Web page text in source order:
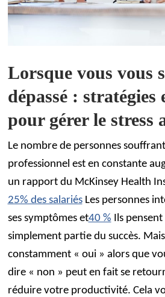
Lorsque vous vous
dépassé : stratégies
pour gérer le stress
Le nombre de personnes
professionnel est en constante
un rapport du McKinsey Health
25% des salariésLes personnes
ses symptômes et40 % Ils
simplement partie du succès.
constamment « oui » alors que
dire « non » peut en fait se
réduire votre productivité. Cela